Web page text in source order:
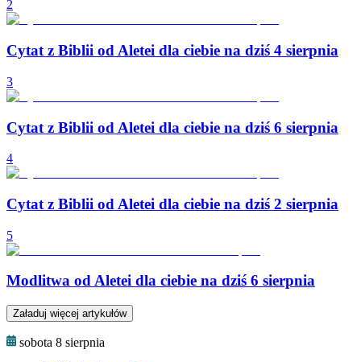
2
Cytat z Biblii od Aletei dla ciebie na dziś 4 sierpnia
3
Cytat z Biblii od Aletei dla ciebie na dziś 6 sierpnia
4
Cytat z Biblii od Aletei dla ciebie na dziś 2 sierpnia
5
Modlitwa od Aletei dla ciebie na dziś 6 sierpnia
Załaduj więcej artykułów
sobota 8 sierpnia